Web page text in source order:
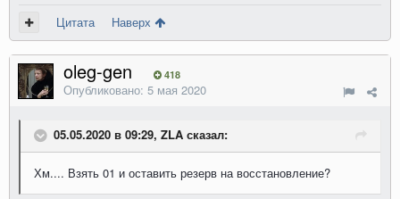
Цитата Наверх
oleg-gen 418
Опубликовано: 5 мая 2020
05.05.2020 в 09:29, ZLA сказал:
Хм.... Взять 01 и оставить резерв на восстановление?